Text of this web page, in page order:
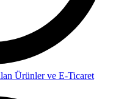
Ürünler ve E-Ticaret